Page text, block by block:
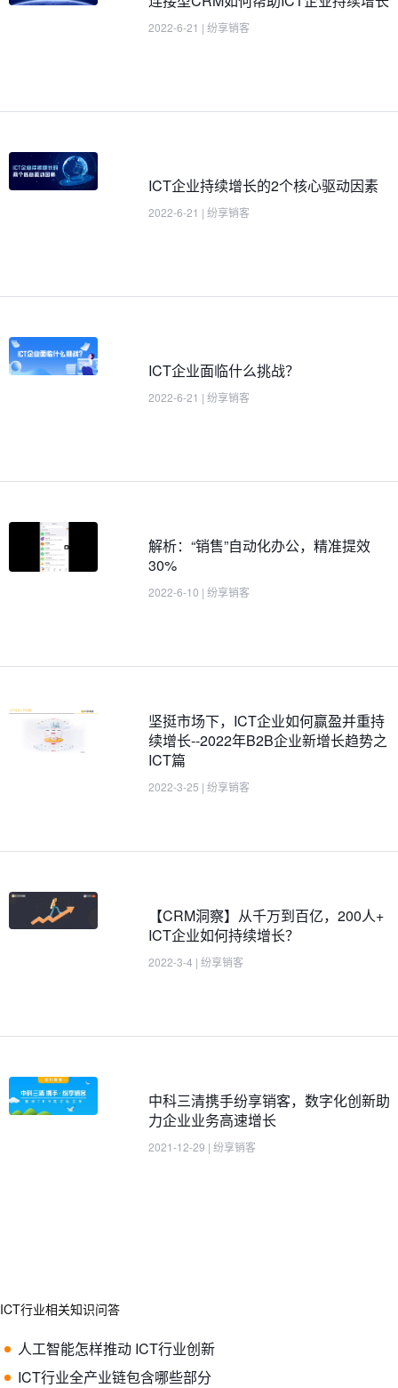
2022-6-21 | 纷享销客
ICT企业持续增长的2个核心驱动因素
2022-6-21 | 纷享销客
ICT企业面临什么挑战？
2022-6-21 | 纷享销客
解析：“销售”自动化办公，精准提效
30%
2022-6-10 | 纷享销客
坚挺市场下，ICT企业如何赢盈并重持
续增长--2022年B2B企业新增长趋势之
ICT篇
2022-3-25 | 纷享销客
【CRM洞察】从千万到百亿，200人+
ICT企业如何持续增长？
2022-3-4 | 纷享销客
中科三清携手纷享销客，数字化创新助
力企业业务高速增长
2021-12-29 | 纷享销客
ICT行业相关知识问答
人工智能怎样推动 ICT行业创新
ICT行业全产业链包含哪些部分